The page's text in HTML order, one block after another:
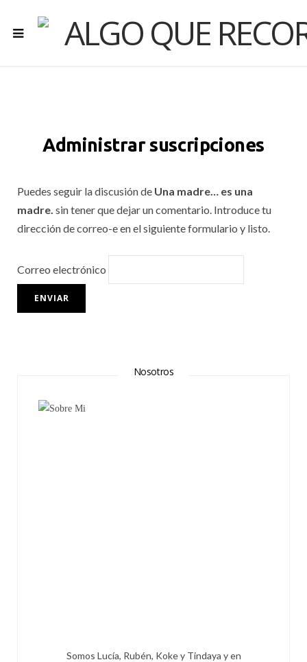
Administrar suscripciones
Puedes seguir la discusión de Una madre… es una
madre. sin tener que dejar un comentario. Introduce tu
dirección de correo-e en el siguiente formulario y listo.
Correo electrónico
Nosotros
Somos Lucía, Rubén, Koke y Tindaya y en